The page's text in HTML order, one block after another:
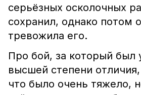
серьёзных осколочных
сохранил, однако потом
тревожила его.
Про бой, за который был
высшей степени
что было очень тяжело,